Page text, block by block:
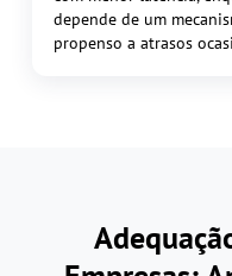
depende de um
propenso a atrasos